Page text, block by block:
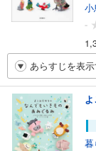
-
あらすじを表